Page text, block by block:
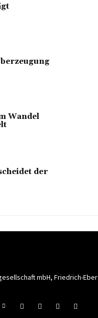
Wandel
der
mbH, Friedrich-